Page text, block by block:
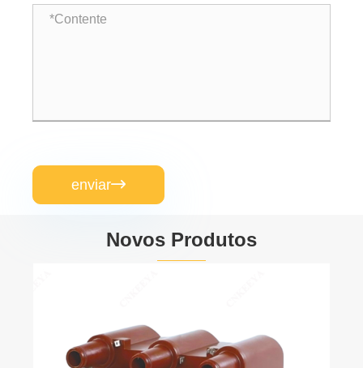
enviar
Novos Produtos